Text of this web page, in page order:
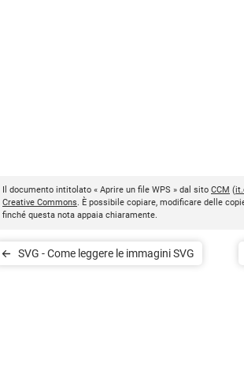
Il documento intitolato « Aprire un file WPS » dal sito CCM (
Creative Commons. È possibile copiare, modificare delle
finché questa nota appaia chiaramente.
SVG - Come leggere le immagini SVG